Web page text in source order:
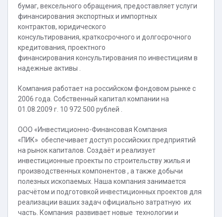
бумаг, вексельного обращения, предоставляет услуги
финансирования экспортных и импортных
контрактов, юридического
консультирования, краткосрочного и долгосрочного
кредитования, проектного
финансирования консультирования по инвестициям в
надежные активы .
Компания работает на российском фондовом рынке с
2006 года. Собственный капитал компании на
01.08.2009 г. 10 972 500 рублей .
ООО «Инвестиционно-Финансовая Компания
«ПИК» обеспечивает доступ российских предприятий
на рынок капиталов. Создаёт и реализует
инвестиционные проекты по строительству жилья и
производственных компонентов , а также добычи
полезных ископаемых. Наша компания занимается
расчётом и подготовкой инвестиционных проектов для
реализации ваших задач официально затратную их
часть. Компания развивает новые технологии и